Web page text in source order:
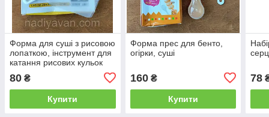
Форма для суші з рисовою
лопаткою, інструмент для
катання рисових кульок
80 ₴
Купити
Форма прес для бенто,
огірки, суші
160₴
Купити
78